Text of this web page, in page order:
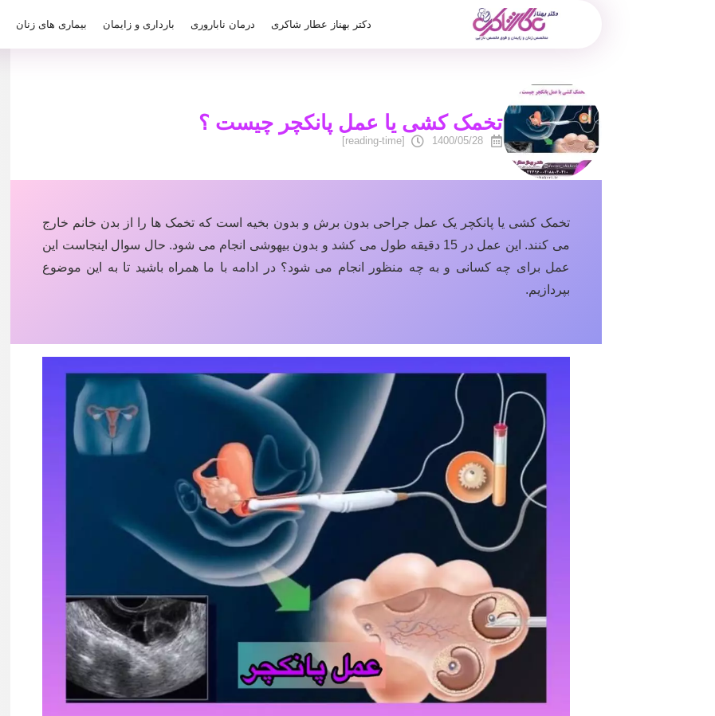
دکتر بهناز عطار شاکری درمان ناباروری بارداری و زایمان بیماری های زنان
تخمک کشی یا عمل پانکچر چیست ؟
1400/05/28
[reading-time]
تخمک کشی یا پانکچر یک عمل جراحی بدون برش و بدون بخیه است که تخمک ها را از بدن خانم خارج
می کنند. این عمل در 15 دقیقه طول می کشد و بدون بیهوشی انجام می شود. حال سوال اینجاست این
عمل برای چه کسانی و به چه منظور انجام می شود؟ در ادامه با ما همراه باشید تا به این موضوع
بپردازیم.